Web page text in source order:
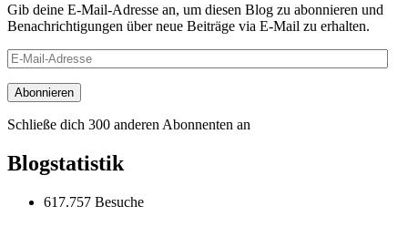
Gib deine E-Mail-Adresse an, um diesen Blog zu abonnieren und
Benachrichtigungen über neue Beiträge via E-Mail zu erhalten.
E-
Mail-
Adresse
Abonnieren
Schließe dich 300 anderen Abonnenten an
Blogstatistik
617.757 Besuche